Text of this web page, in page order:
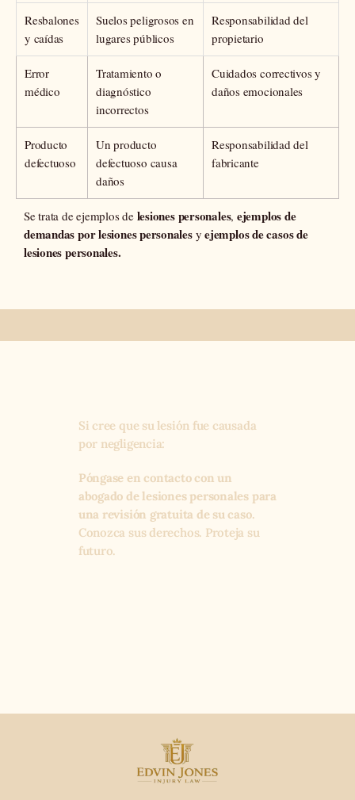
Resbalones
y caídas
Suelos peligrosos en
lugares públicos
Responsabilidad del
propietario
Error
médico
Tratamiento o
diagnóstico
incorrectos
Cuidados correctivos y
daños emocionales
Producto
defectuoso
Un producto
defectuoso causa
daños
Responsabilidad del
fabricante
Se trata de ejemplos de lesiones personales, ejemplos de
demandas por lesiones personalesyejemplos de casos de
lesiones personales.
Si cree que su lesión fue causada
por negligencia:
Póngase en contacto con un
abogado de lesiones personales para
una revisión gratuita de su caso.
Conozca sus derechos. Proteja su
futuro.